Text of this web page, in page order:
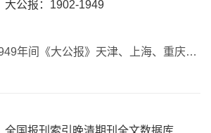
大公报：1902-1949
完整收录1902年-1949年间《大公报》天津、上海、重庆、汉口、桂林、香港及大公晚报等不同版本刊登的全部新闻、文章及广告等200万篇以上。
全国报刊索引晚清期刊全文数据库